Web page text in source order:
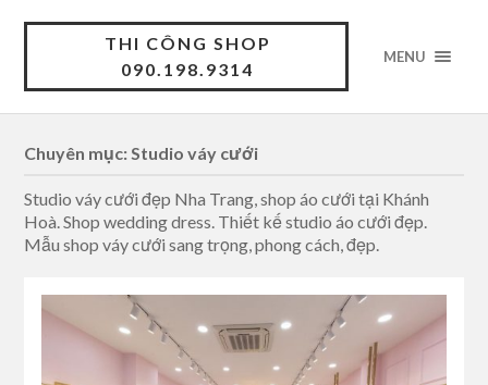
THI CÔNG SHOP
090.198.9314
MENU
Chuyên mục: Studio váy cưới
Studio váy cưới đẹp Nha Trang, shop áo cưới tại Khánh
Hoà. Shop wedding dress. Thiết kế studio áo cưới đẹp.
Mẫu shop váy cưới sang trọng, phong cách, đẹp.